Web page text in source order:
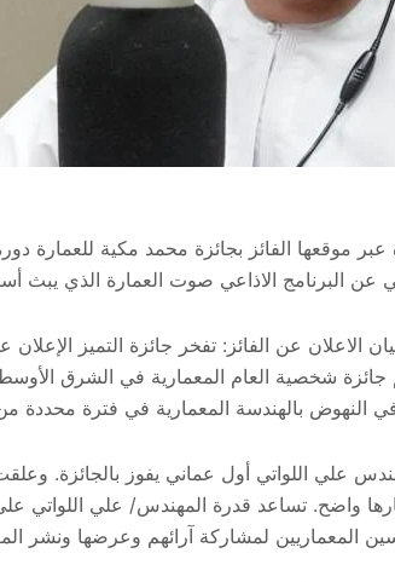
عن البرنامج الاذاعي صوت العمارة الذي يبث
عن الفائز: تفخر جائزة التميز الإعلان
جائزة شخصية العام المعمارية في الشرق
النهوض بالهندسة المعمارية في فترة محددة
علي اللواتي أول عماني يفوز بالجائزة.
واضح. تساعد قدرة المهندس/ علي اللواتي
المعماريين لمشاركة آرائهم وعرضها ونشر